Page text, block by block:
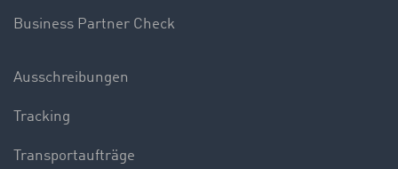
Business Partner Check
Ausschreibungen
Tracking
Transportaufträge